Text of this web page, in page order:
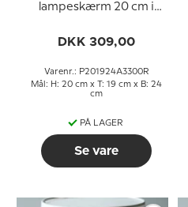
lampeskærm 20 cm i
DKK 309,00
Varenr.: P201924A3300R
Mål: H: 20 cm x T: 19 cm x B: 24
cm
PÅ LAGER
Se vare